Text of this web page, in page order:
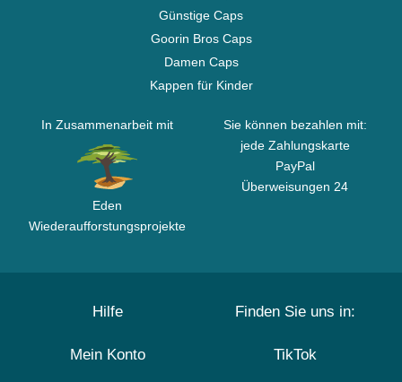
Günstige Caps
Goorin Bros Caps
Damen Caps
Kappen für Kinder
In Zusammenarbeit mit
Eden
Wiederaufforstungsprojekte
Sie können bezahlen mit:
jede Zahlungskarte
PayPal
Überweisungen 24
Hilfe
Mein Konto
Finden Sie uns in:
TikTok